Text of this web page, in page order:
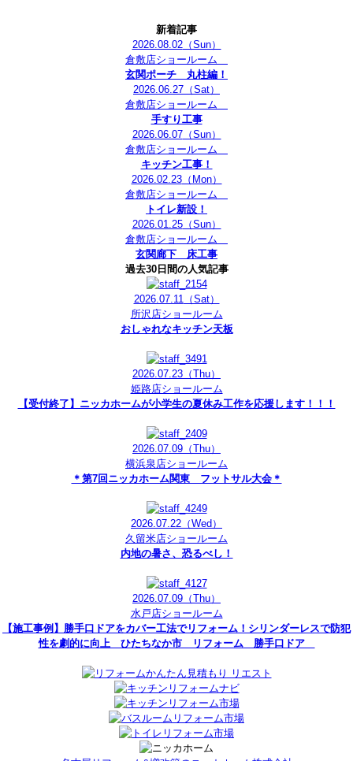
新着記事
2026.08.02（Sun）
倉敷店ショールーム
玄関ポーチ 丸柱編！
2026.06.27 （Sat）
倉敷店ショールーム
手すり工事
2026.06.07（Sun）
倉敷店ショールーム
キッチン工事！
2026.02.23（Mon）
倉敷店ショールーム
トイレ新設！
2026.01.25（Sun）
倉敷店ショールーム
玄関廊下 床工事
過去30日間の人気記事
2026.07.11（Sat）
所沢店ショールーム
おしゃれなキッチン天板
2026.07.23 （Thu）
姫路店ショールーム
【受付終了】ニッカホームが小学生の夏休み工作を応援します！！！
2026.07.09 （Thu）
横浜泉店ショールーム
＊第7回ニッカホーム関東 フットサル大会＊
2026.07.22 （Wed）
久留米店ショールーム
内地の暑さ、恐るべし！
2026.07.09 （Thu）
水戸店ショールーム
【施工事例】勝手口ドアをカバー工法でリフォーム！シリンダーレスで防犯
性を劇的に向上 ひたちなか市 リフォーム 勝手口ドア